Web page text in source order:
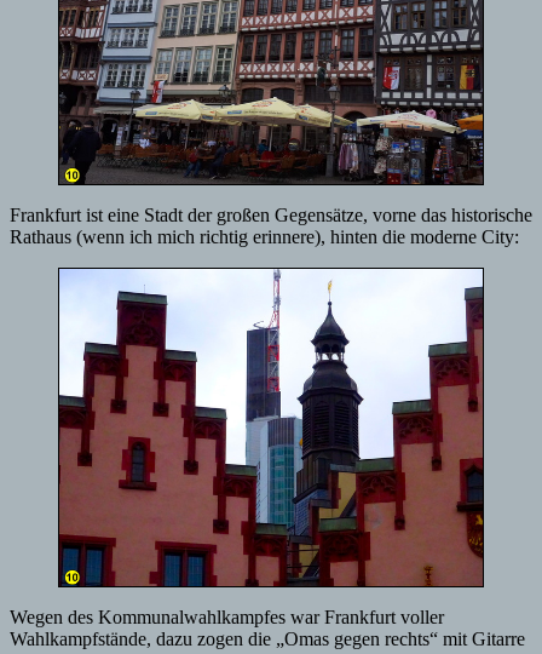
Frankfurt ist eine Stadt der großen Gegensätze, vorne das historische
Rathaus (wenn ich mich richtig erinnere), hinten die moderne City:
Wegen des Kommunalwahlkampfes war Frankfurt voller
Wahlkampfstände, dazu zogen die „Omas gegen rechts“ mit Gitarre